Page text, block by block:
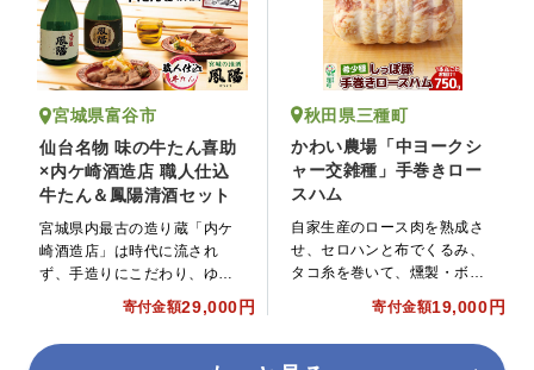
宮城県富谷市
仙台名物 味の牛たん喜助
×内ケ崎酒造店 職人仕込
牛たん＆鳳陽清酒セット
宮城県内最古の造り蔵「内ケ
崎酒造店」は時代に流され
ず、手造りにこだわり、ゆっ
たりとした香り、やわらかな
味わいの銘酒を生み出し続け
ております。
寄付金額29,000円
秋田県三種町
かわい農場「中ヨークシ
ャー交雑種」手巻きロー
スハム
自家生産のロース肉を熟成さ
せ、セロハンと布でくるみ、
タコ糸を巻いて、燻製・ボイ
ルした、かわい農場自慢のロ
ースハムです。
寄付金額19,000円